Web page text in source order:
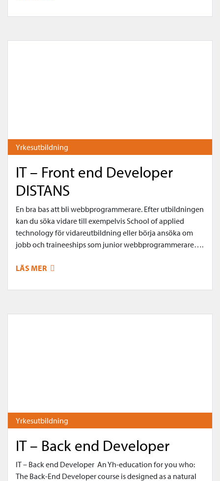
Yrkesutbildning
IT – Front end Developer
DISTANS
En bra bas att bli webbprogrammerare. Efter utbildningen
kan du söka vidare till exempelvis School of applied
technology för vidareutbildning eller börja ansöka om
jobb och traineeships som junior webbprogrammerare….
LÄS MER
Yrkesutbildning
IT – Back end Developer
IT – Back end Developer An Yh-education for you who:
The Back-End Developer course is designed as a natural